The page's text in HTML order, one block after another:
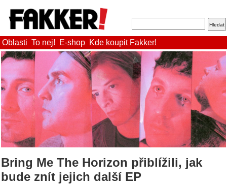
Oblasti To nej! E-shop Kde koupit Fakker!
Bring Me The Horizon přiblížili, jak
bude znít jejich další EP